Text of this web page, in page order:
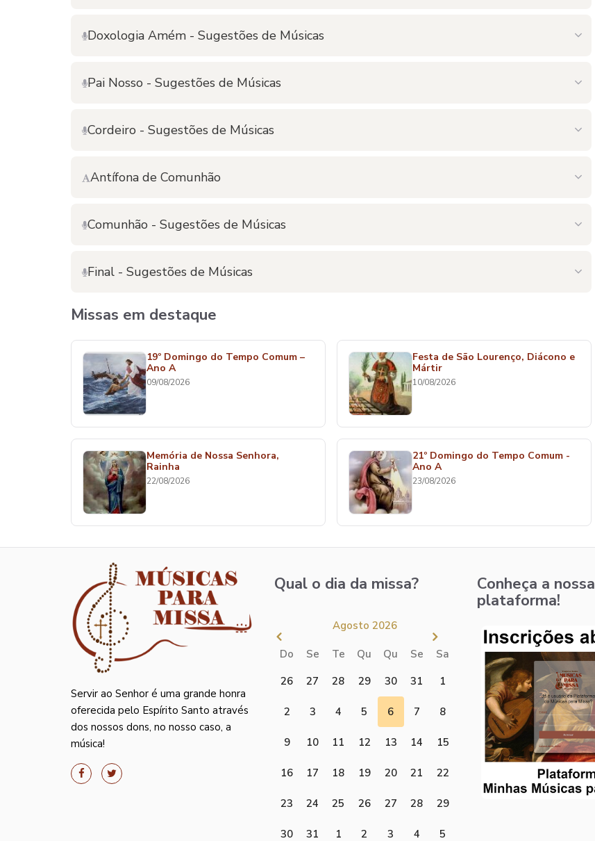
Doxologia Amém - Sugestões de Músicas
Pai Nosso - Sugestões de Músicas
Cordeiro - Sugestões de Músicas
Antífona de Comunhão
Comunhão - Sugestões de Músicas
Final - Sugestões de Músicas
Missas em destaque
19º Domingo do Tempo Comum –
Ano A
09/08/2026
Festa de São Lourenço, Diácono e
Mártir
10/08/2026
Memória de Nossa Senhora,
Rainha
22/08/2026
21º Domingo do Tempo Comum -
Ano A
23/08/2026
Servir ao Senhor é uma grande honra
oferecida pelo Espírito Santo através
dos nossos dons, no nosso caso, a
música!
Qual o dia da missa?
Agosto 2026
Do Se Te Qu Qu Se
Sa
26
27 28 29 30 31 1
2 3 4 5 6 7 8
9 10 11 12 13 14 15
16 17 18 19 20 21 22
23 24 25 26 27 28 29
30 31 1 2 3 4 5
Conheça a nossa
plataforma!